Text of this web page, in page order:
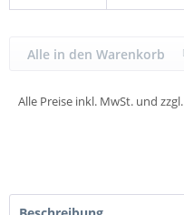
Alle Preise inkl. MwSt. und zzgl.
Alle in den Warenkorb